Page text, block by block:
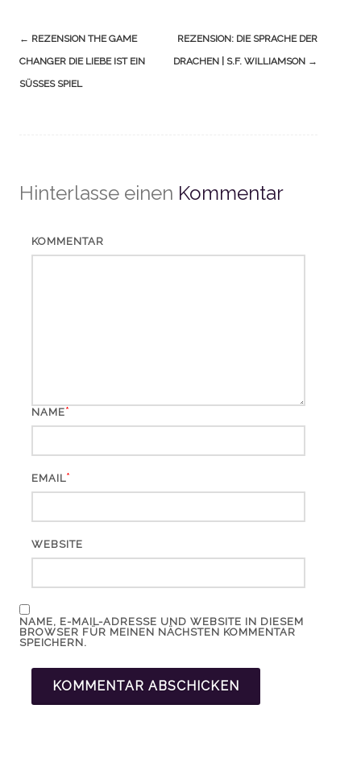
Navigation
(Beiträge)
← REZENSION THE GAME
CHANGER DIE LIEBE IST EIN
SÜSSES SPIEL
REZENSION: DIE SPRACHE DER
DRACHEN | S.F. WILLIAMSON →
Hinterlasse einen Kommentar
KOMMENTAR
NAME*
EMAIL*
WEBSITE
NAME, E-MAIL-ADRESSE UND WEBSITE IN DIESEM
BROWSER FÜR MEINEN NÄCHSTEN KOMMENTAR
SPEICHERN.